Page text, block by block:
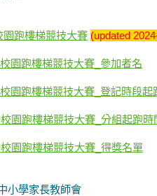
園跑樓梯競技大賽 (updated
園跑樓梯競技大賽_參加者名
園跑樓梯競技大賽_登記時段起
園跑樓梯競技大賽_分組起跑時
園跑樓梯競技大賽_得獎名單
小學家長教師會